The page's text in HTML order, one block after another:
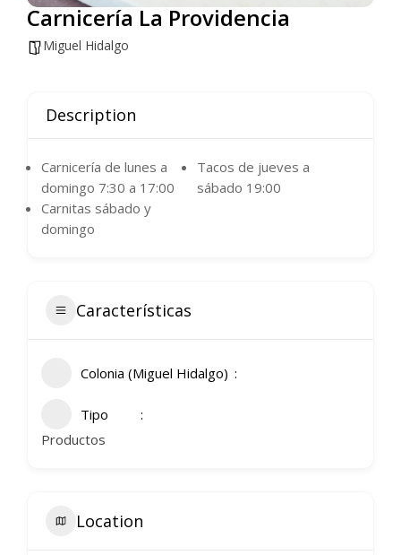
Carnicería La Providencia
Miguel Hidalgo
Description
Carnicería de lunes a
domingo 7:30 a 17:00
Tacos de jueves a
sábado 19:00
Carnitas sábado y
domingo
Características
Colonia (Miguel Hidalgo)
Tipo
Productos
Location